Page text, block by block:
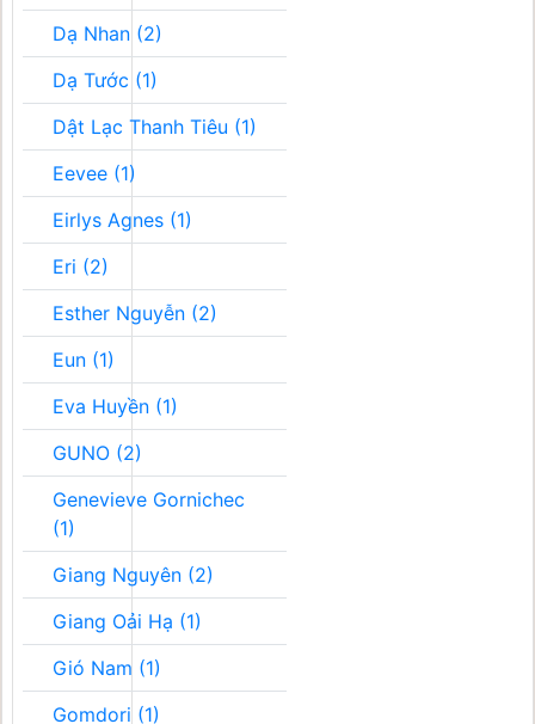
Dạ Nhan (2)
Dạ Tước (1)
Dật Lạc Thanh Tiêu (1)
Eevee (1)
Eirlys Agnes (1)
Eri (2)
Esther Nguyễn (2)
Eun (1)
Eva Huyền (1)
GUNO (2)
Genevieve Gornichec
(1)
Giang Nguyên (2)
Giang Oải Hạ (1)
Gió Nam (1)
Gomdori (1)